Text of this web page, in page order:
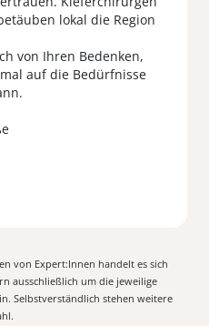
lokal die Region
von Ihren Bedenken,
auf die Bedürfnisse
von Expert:Innen handelt es sich
ausschließlich um die jeweilige
Selbstverständlich stehen weitere